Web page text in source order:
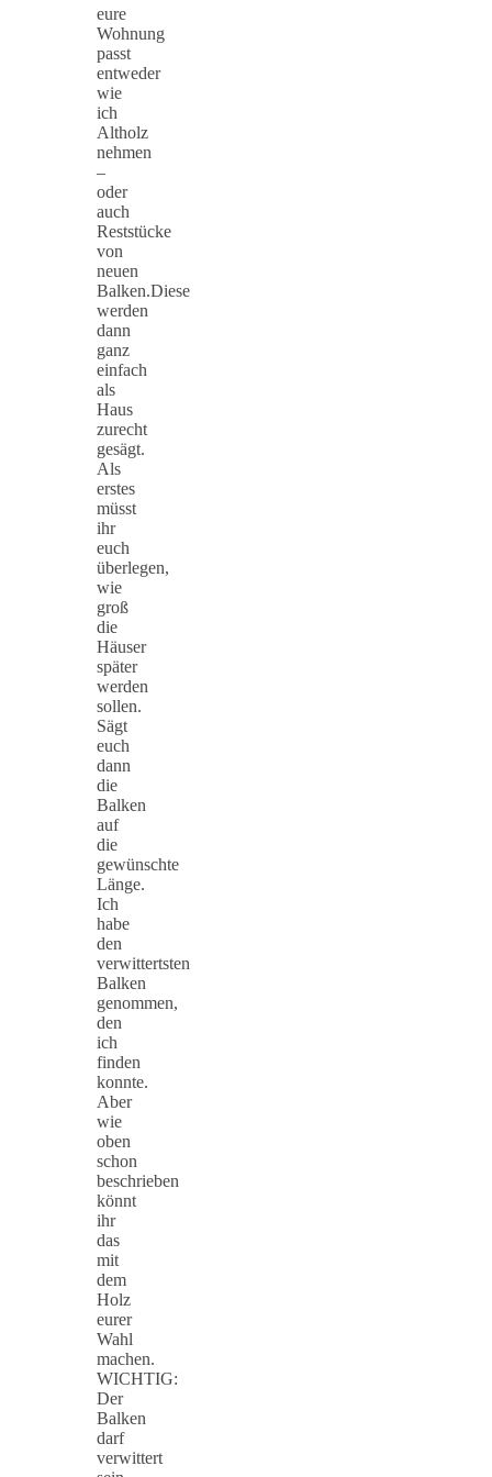
eure
Wohnung
passt
entweder
wie
ich
Altholz
nehmen
–
oder
auch
Reststücke
von
neuen
Balken.Diese
werden
dann
ganz
einfach
als
Haus
zurecht
gesägt.
Als
erstes
müsst
ihr
euch
überlegen,
wie
groß
die
Häuser
später
werden
sollen.
Sägt
euch
dann
die
Balken
auf
die
gewünschte
Länge.
Ich
habe
den
verwittertsten
Balken
genommen,
den
ich
finden
konnte.
Aber
wie
oben
schon
beschrieben
könnt
ihr
das
mit
dem
Holz
eurer
Wahl
machen.
WICHTIG:
Der
Balken
darf
verwittert